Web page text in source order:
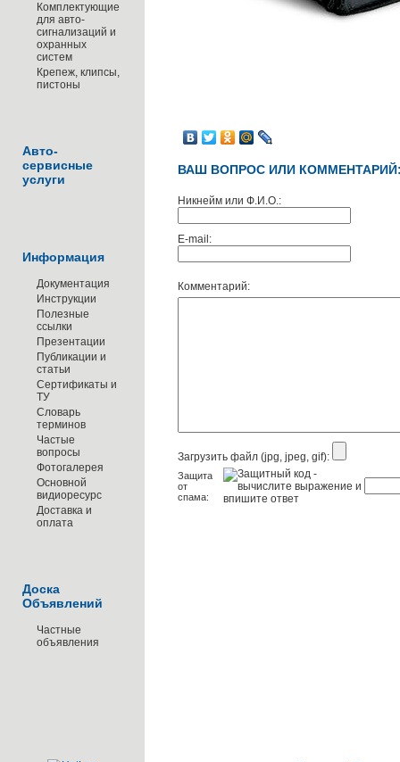
Комплектующие
для авто-
сигнализаций и
охранных
систем
Крепеж, клипсы,
пистоны
Авто-
сервисные
услуги
Информация
Документация
Инструкции
Полезные
ссылки
Презентации
Публикации и
статьи
Сертификаты и
ТУ
Словарь
терминов
Частые
вопросы
Фотогалерея
Основной
видиоресурс
Доставка и
оплата
Доска
Объявлений
Частные
объявления
ВАШ ВОПРОС ИЛИ
Никнейм или Ф.И.О.:
E-mail:
Комментарий:
Загрузить файл (jpg, jpeg, gif):
Защита
от
спама: